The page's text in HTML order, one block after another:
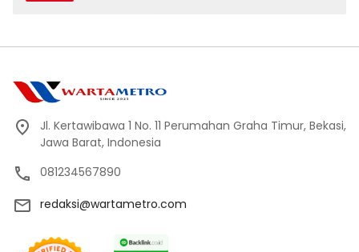
Jl. Kertawibawa 1 No. 11 Perumahan Graha Timur, Bekasi,
Jawa Barat, Indonesia
081234567890
redaksi@wartametro.com